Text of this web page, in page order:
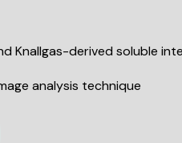
Knallgas-derived soluble
analysis technique